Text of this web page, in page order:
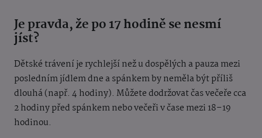
Je pravda, že po 17 hodině se nesmí
jíst?
Dětské trávení je rychlejší než u dospělých a pauza mezi
posledním jídlem dne a spánkem by neměla být příliš
dlouhá (např. 4 hodiny). Můžete dodržovat čas večeře cca
2 hodiny před spánkem nebo večeři v čase mezi 18–19
hodinou.